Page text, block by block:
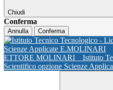
Chiudi
Conferma
Annulla Conferma
ETTORE MOLINARI
Istituto
Scientifico opzione Scienze